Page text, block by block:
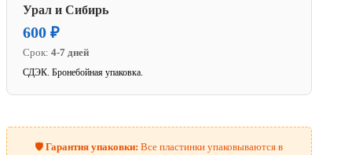
Урал и Сибирь
600 ₽
Срок: 4-7 дней
СДЭК. Бронебойная упаковка.
🛡️Гарантия упаковки: Все пластинки упаковываются в